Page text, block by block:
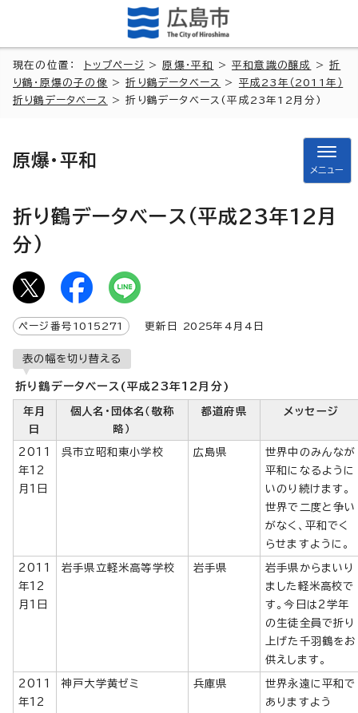
現在の位置： トップページ >原爆・平和 >平和意識の醸成 >折
り鶴・原爆の子の像
>折り鶴データベース > 平成23年（2011年）
折り鶴データベース
> 折り鶴データベース(平成23年12月分)
原爆・平和
メニュー
折り鶴データベース(平成23年12月
分)
ページ番号 1015271 更新日 2025年4月4日
表の幅を切り替える
折り鶴データベース(平成23年12月分)
年月
日
個人名・団体名（敬称
略）
都道府県 メッセージ
2011
年12
月1日
呉市立昭和東小学校 広島県
世界中のみんなが
平和になるように
いのり続けます。
世界で二度と争い
がなく、平和でく
らせますように。
2011
年12
月1日
岩手県立軽米高等学校 岩手県
岩手県からまいり
ました軽米高校で
す。今日は2学年
の生徒全員で折り
上げた千羽鶴をお
供えします。
2011
年12
神戸大学黄ゼミ 兵庫県
世界永遠に平和で
ありますよう